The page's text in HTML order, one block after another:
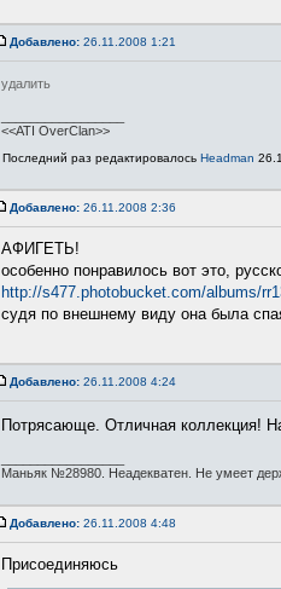
Добавлено: 26.11.2008 1:21
удалить
<<ATI OverClan>>
Последний раз редактировалось Headman
Добавлено: 26.11.2008 2:36
АФИГЕТЬ!
особенно понравилось вот это,
http://s477.photobucket.com/albums/
судя по внешнему виду она была
Добавлено: 26.11.2008 4:24
Потрясающе. Отличная коллекция!
Маньяк №28980. Неадекватен. Не умеет
Добавлено: 26.11.2008 4:48
Присоединяюсь